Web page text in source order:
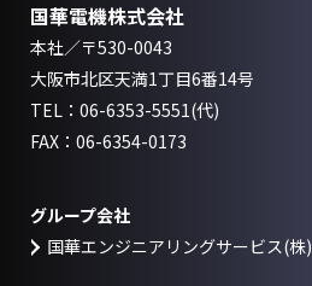
国華電機株式会社
本社／〒530-0043
大阪市北区天満1丁目6番14号
TEL： 06-6353-5551(代)
FAX：06-6354-0173
グループ会社
国華エンジニアリングサービス(株)